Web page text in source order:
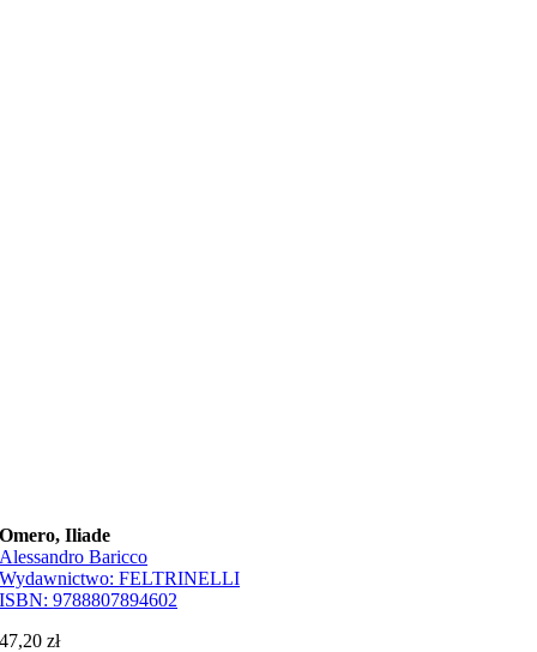
Omero, Iliade
Alessandro Baricco
Wydawnictwo:FELTRINELLI
ISBN:9788807894602
47,20zł